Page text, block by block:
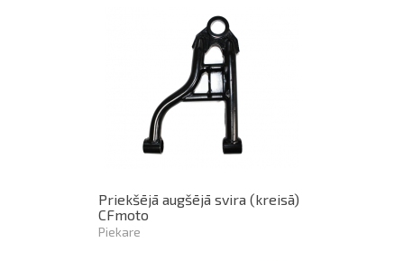
Priekšējā augšējā svira (kreisā)
CFmoto
Piekare